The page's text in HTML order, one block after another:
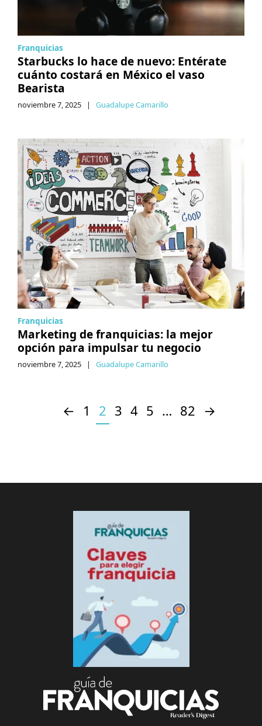
Franquicias
Starbucks lo hace de nuevo: Entérate
cuánto costará en México el vaso
Bearista
noviembre 7, 2025 | Guadalupe Camarillo
Franquicias
Marketing de franquicias: la mejor
opción para impulsar tu negocio
noviembre 7, 2025 | Guadalupe Camarillo
← 1 2 3 4 5 … 82 →